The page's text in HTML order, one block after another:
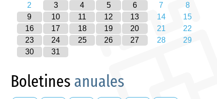
2
3 4 5 6 7
8
9
10 11 12 13 14
15
16
17 18 19 20 21
22
23
24 25 26 27 28
29
30
31
Boletines anuales